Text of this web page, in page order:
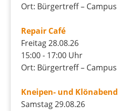
Ort: Bürgertreff – Campus
Repair Café
Freitag 28.08.26
15:00 - 17:00 Uhr
Ort: Bürgertreff – Campus
Kneipen- und Klönabend
Samstag 29.08.26